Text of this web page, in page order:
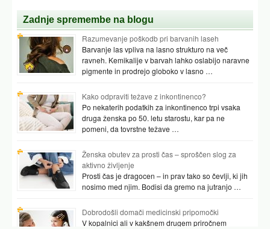
Zadnje spremembe na blogu
Razumevanje poškodb pri barvanih laseh
Barvanje las vpliva na lasno strukturo na več
ravneh. Kemikalije v barvah lahko oslabijo naravne
pigmente in prodrejo globoko v lasno …
Kako odpraviti težave z inkontinenco?
Po nekaterih podatkih za inkontinenco trpi vsaka
druga ženska po 50. letu starostu, kar pa ne
pomeni, da tovrstne težave …
Ženska obutev za prosti čas – sproščen slog za
aktivno življenje
Prosti čas je dragocen – in prav tako so čevlji, ki jih
nosimo med njim. Bodisi da gremo na jutranjo …
Dobrodošli domači medicinski pripomočki
V kopalnici ali v kakšnem drugem priročnem